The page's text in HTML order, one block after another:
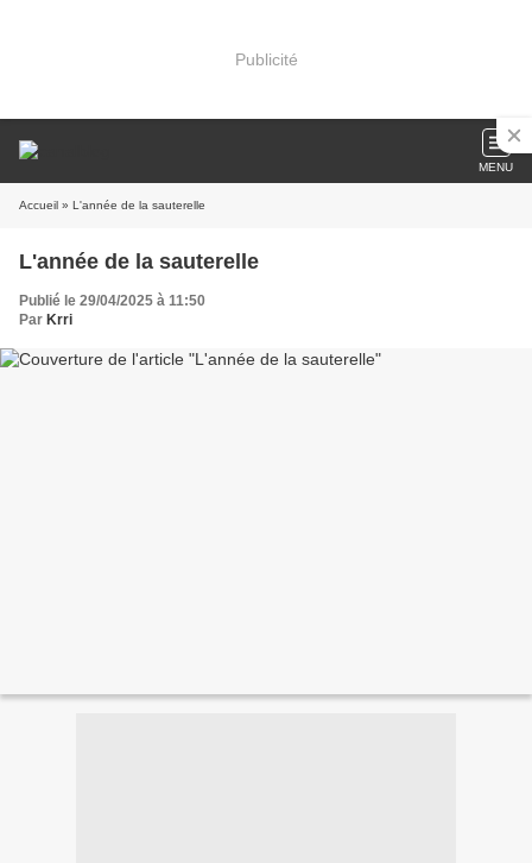
Publicité
MENU
Accueil » L'année de la sauterelle
L'année de la sauterelle
Publié le 29/04/2025 à 11:50
Par Krri